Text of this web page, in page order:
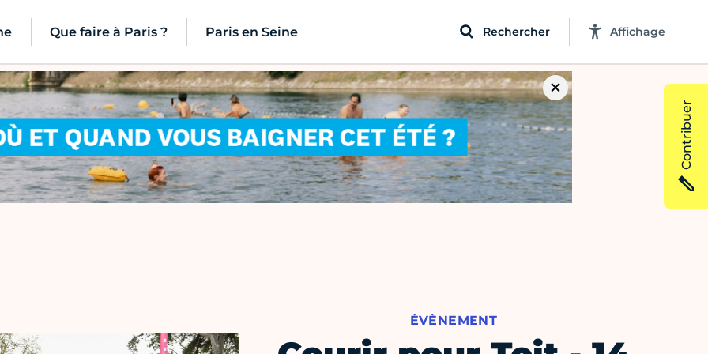
Que faire à Paris ? Paris en Seine Rechercher Affichage
ÉVÈNEMENT
Contribuer